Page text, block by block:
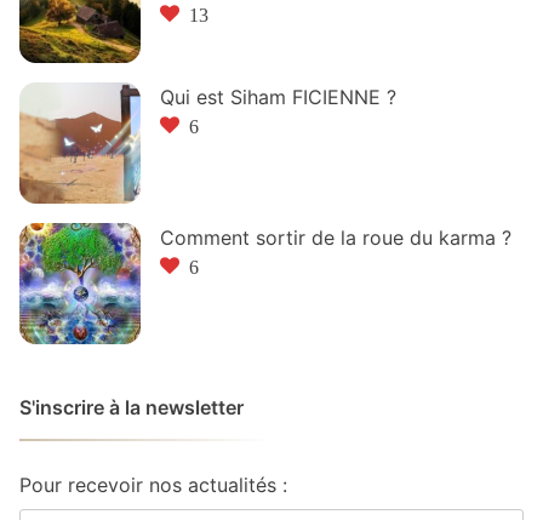
13
Qui est Siham FICIENNE ?
6
Comment sortir de la roue du karma ?
6
S'inscrire à la newsletter
Pour recevoir nos actualités :